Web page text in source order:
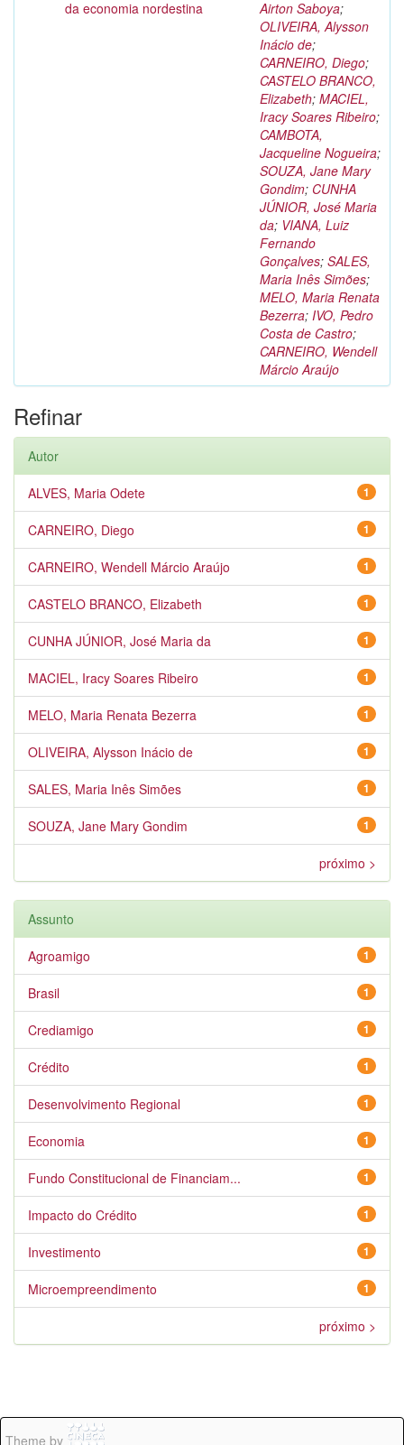
da economia nordestina
Airton Saboya;
OLIVEIRA, Alysson
Inácio de;
CARNEIRO, Diego;
CASTELO BRANCO,
Elizabeth; MACIEL,
Iracy Soares Ribeiro;
CAMBOTA,
Jacqueline Nogueira;
SOUZA, Jane Mary
Gondim; CUNHA
JÚNIOR, José Maria
da; VIANA, Luiz
Fernando
Gonçalves; SALES,
Maria Inês Simões;
MELO, Maria Renata
Bezerra; IVO, Pedro
Costa de Castro;
CARNEIRO, Wendell
Márcio Araújo
Refinar
Autor
1
ALVES, Maria Odete
1
CARNEIRO, Diego
1
CARNEIRO, Wendell Márcio Araújo
1
CASTELO BRANCO, Elizabeth
1
CUNHA JÚNIOR, José Maria da
1
MACIEL, Iracy Soares Ribeiro
1
MELO, Maria Renata Bezerra
1
OLIVEIRA, Alysson Inácio de
1
SALES, Maria Inês Simões
1
SOUZA, Jane Mary Gondim
próximo >
Assunto
1
Agroamigo
1
Brasil
1
Crediamigo
1
Crédito
1
Desenvolvimento Regional
1
Economia
1
Fundo Constitucional de Financiam...
1
Impacto do Crédito
1
Investimento
1
Microempreendimento
próximo >
Theme by